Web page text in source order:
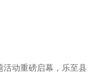
活动重磅启幕，乐至县